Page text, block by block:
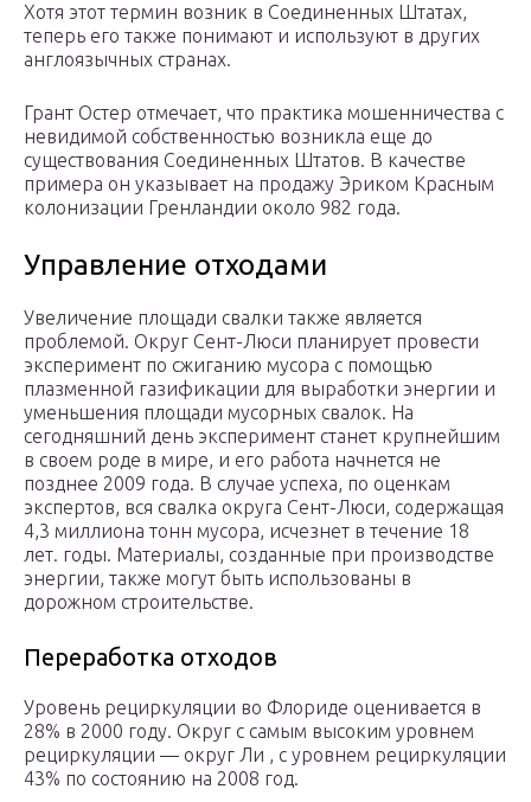
Хотя этот термин возник в Соединенных Штатах,
теперь его также понимают и используют в других
англоязычных странах.
Грант Остер отмечает, что практика мошенничества с
невидимой собственностью возникла еще до
существования Соединенных Штатов. В качестве
примера он указывает на продажу Эриком Красным
колонизации Гренландии около 982 года.
Управление отходами
Увеличение площади свалки также является
проблемой. Округ Сент-Люси планирует провести
эксперимент по сжиганию мусора с помощью
плазменной газификации для выработки энергии и
уменьшения площади мусорных свалок. На
сегодняшний день эксперимент станет крупнейшим
в своем роде в мире, и его работа начнется не
позднее 2009 года. В случае успеха, по оценкам
экспертов, вся свалка округа Сент-Люси, содержащая
4,3 миллиона тонн мусора, исчезнет в течение 18
лет. годы. Материалы, созданные при производстве
энергии, также могут быть использованы в
дорожном строительстве.
Переработка отходов
Уровень рециркуляции во Флориде оценивается в
28% в 2000 году. Округ с самым высоким уровнем
рециркуляции — округ Ли , с уровнем рециркуляции
43% по состоянию на 2008 год.